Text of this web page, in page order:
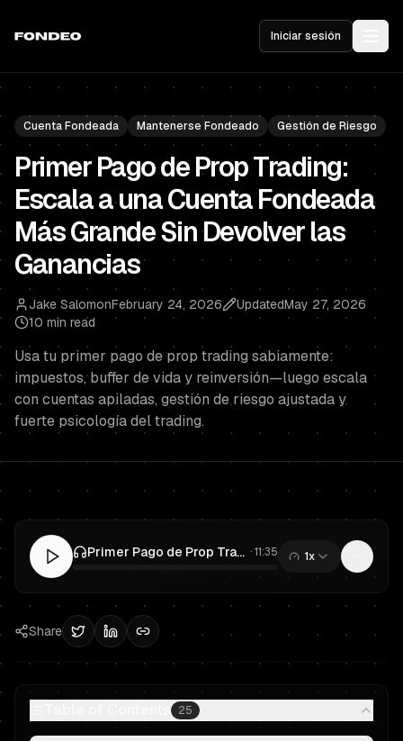
Iniciar sesión
Cuenta Fondeada Mantenerse Fondeado Gestión de Riesgo
Primer Pago de Prop Trading:
Escala a una Cuenta Fondeada
Más Grande Sin Devolver las
Ganancias
Jake SalomonFebruary 24, 2026 UpdatedMay 27, 2026
10 min read
Usa tu primer pago de prop trading sabiamente:
impuestos, buffer de vida y reinversión—luego escala
con cuentas apiladas, gestión de riesgo ajustada y
fuerte psicología del trading.
Primer Pago de Prop Trading: Escala a una Cuenta Fondeada Más Grande Sin Devolver las Ganancias ·11:35 1x
Share
25